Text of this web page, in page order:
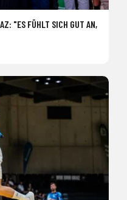
"ES FÜHLT SICH GUT AN,